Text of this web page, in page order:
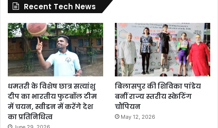
Recent Tech News
धमतरी के विशेष छात्र सत्यांशु
दीप का भारतीय फुटबॉल टीम
में चयन, स्वीडन में करेंगे देश
का प्रतिनिधित्व
बिलासपुर की शिविका पांडेय
बनीं राज्य स्तरीय स्केटिंग
चौंपियन
May 12, 2026